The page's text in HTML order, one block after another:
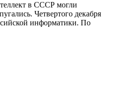
в СССР могли
Четвертого декабря
информатики. По